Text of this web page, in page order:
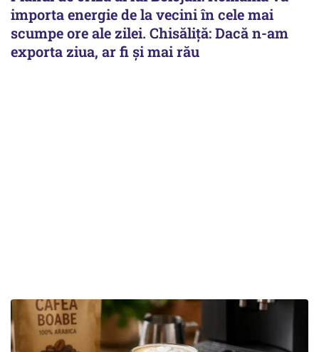
importa energie de la vecini în cele mai
scumpe ore ale zilei. Chisăliță: Dacă n-am
exporta ziua, ar fi și mai rău